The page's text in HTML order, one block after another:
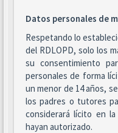
Datos personales de
Respetando lo
del RDLOPD, solo los
su consentimiento
personales de forma
un menor de 14 años,
los padres o tutores
considerará lícito en
hayan autorizado.